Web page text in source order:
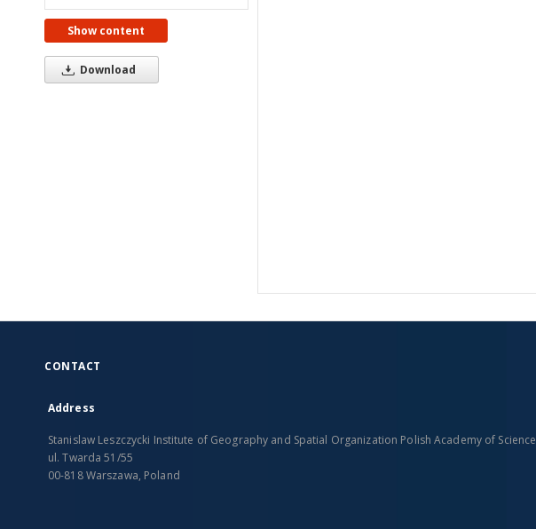
Show content
Download
CONTACT
Address
Stanislaw Leszczycki Institute of Geography and Spatial Organization Polish Academy of Science
ul. Twarda 51/55
00-818 Warszawa, Poland